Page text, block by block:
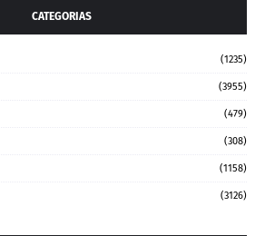
CATEGORIAS
(1235)
(3955)
(479)
(308)
(1158)
(3126)